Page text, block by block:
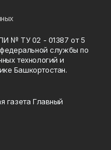
№ ТУ 02 - 01387 от 5
службы по
технологий и
Башкортостан.
газета Главный